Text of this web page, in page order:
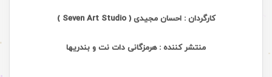
کارگردان : احسان مجیدی ( Seven Art Studio )
منتشر کننده : هرمزگانی دات نت و بندریها